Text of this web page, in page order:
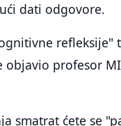
dati odgovore.
refleksije"
profesor
smatrat ćete se